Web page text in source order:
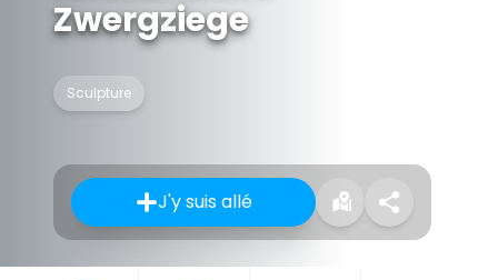
Zwergziege
Sculpture
J'y suis allé